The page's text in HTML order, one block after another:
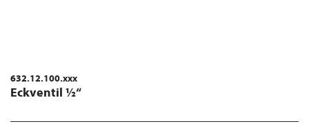
632.12.100.xxx
Eckventil ½“